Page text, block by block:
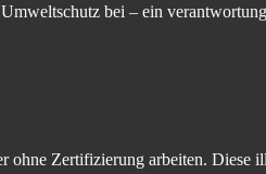
bei – ein
Zertifizierung arbeiten. Diese